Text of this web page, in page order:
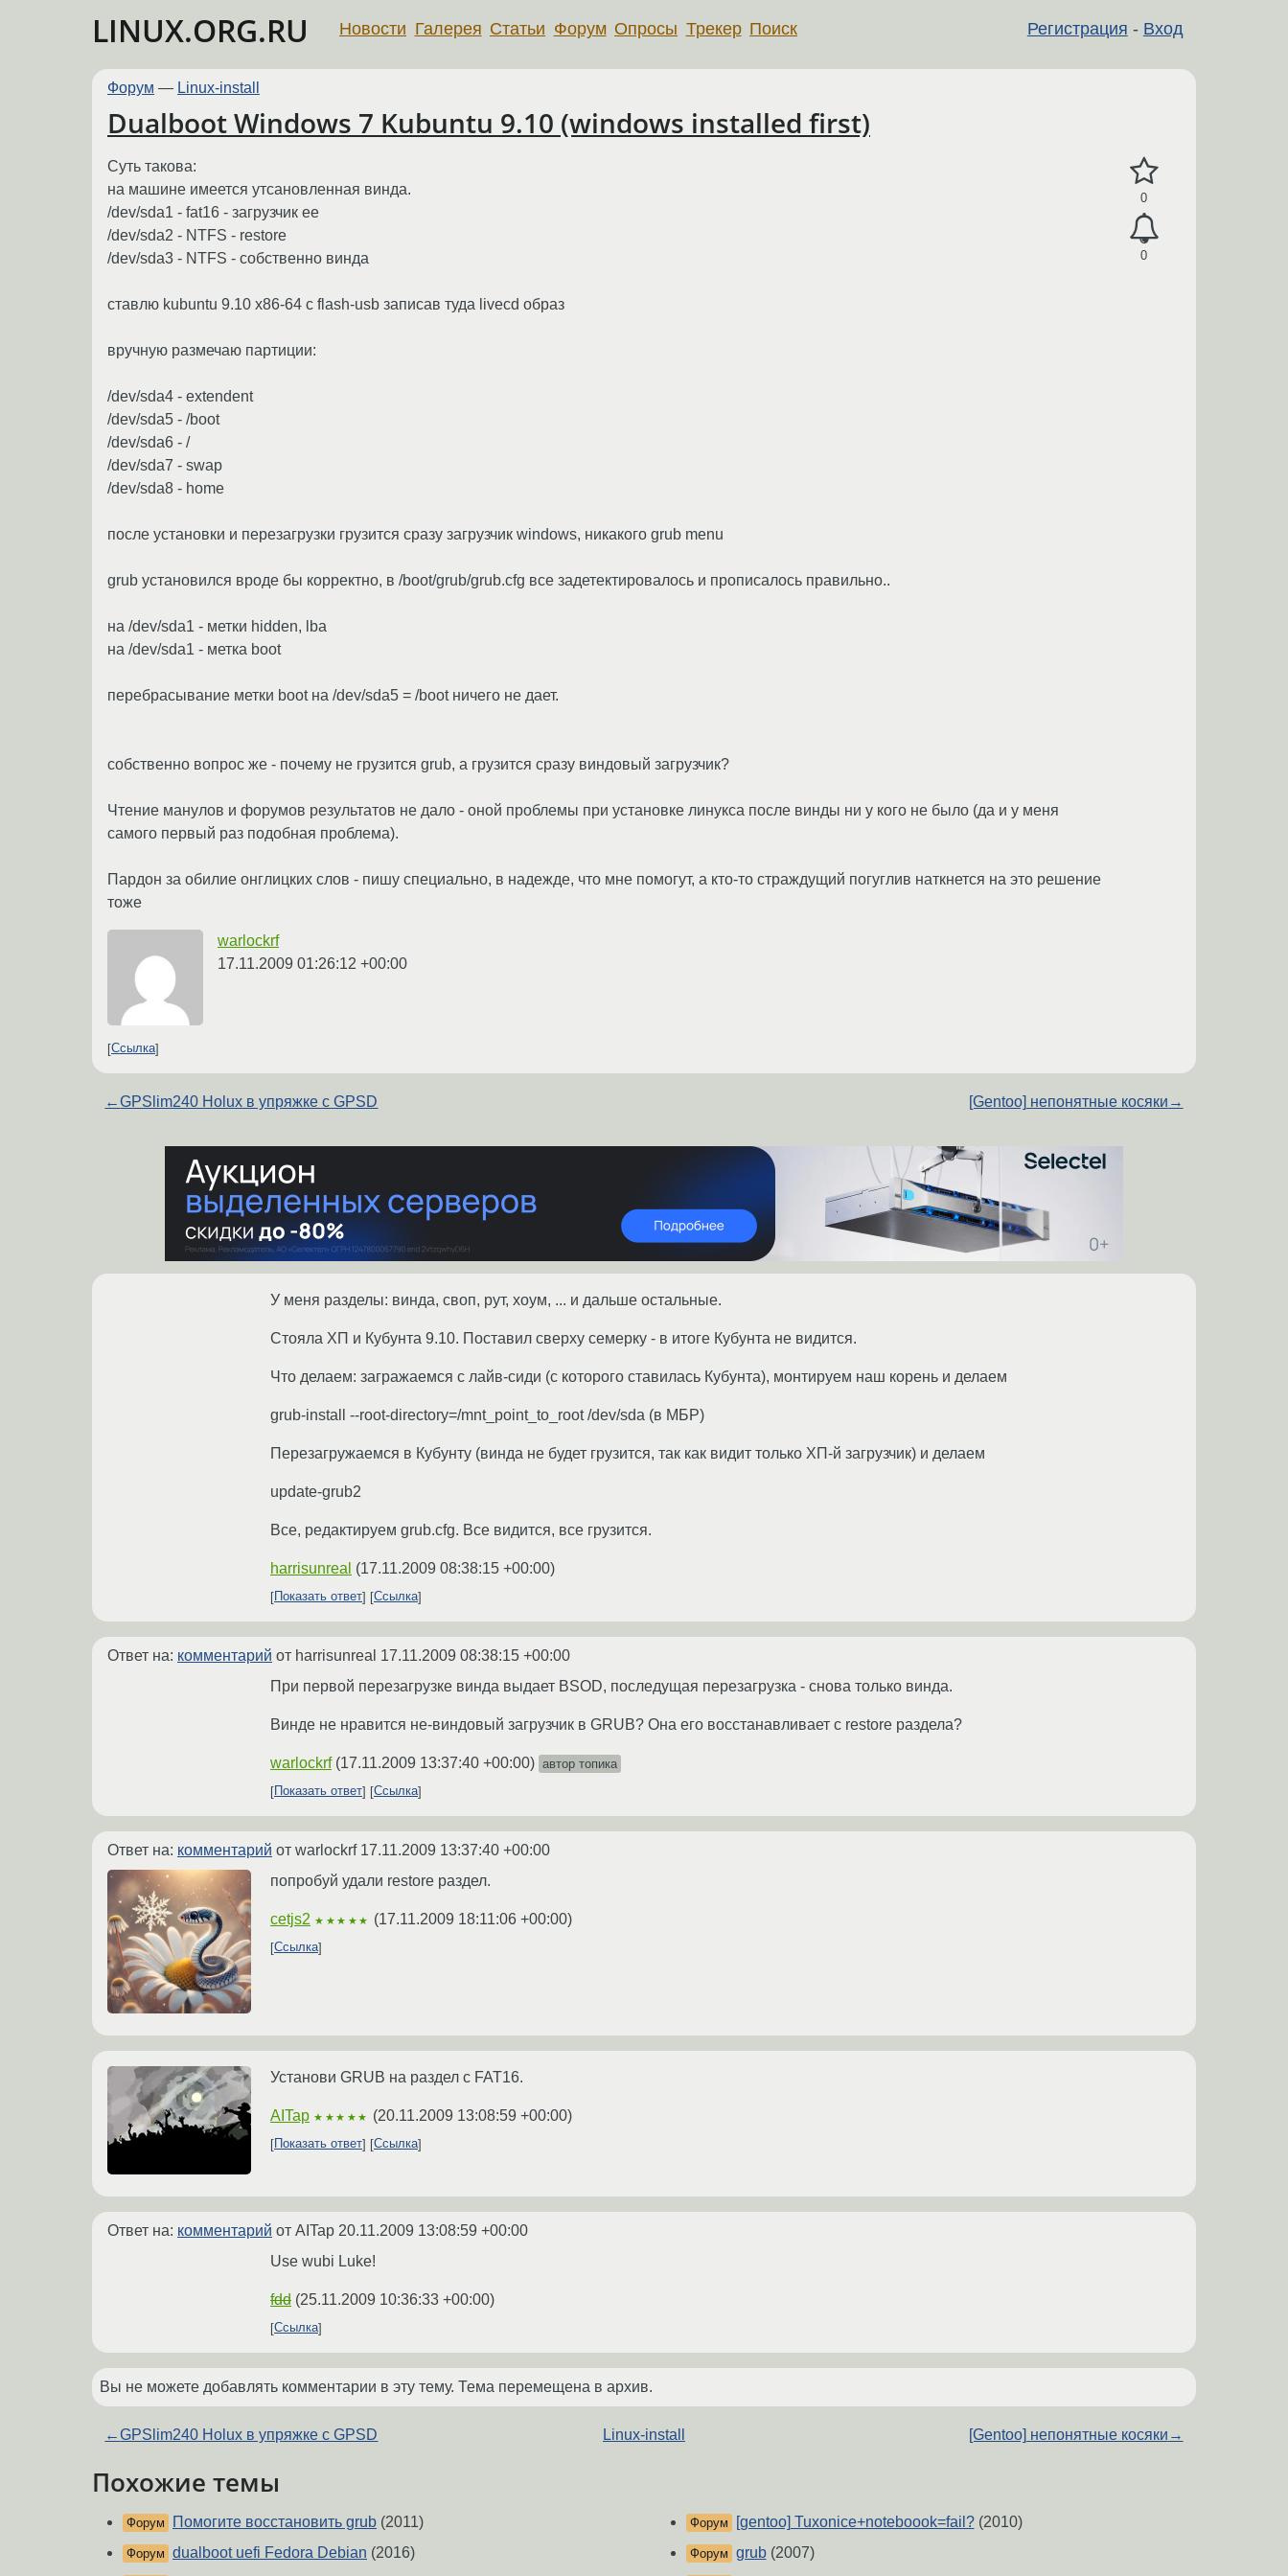
LINUX.ORG.RU Регистрация - Вход
Новости Галерея Статьи Форум Опросы Трекер Поиск
Форум — Linux-install
Dualboot Windows 7 Kubuntu 9.10 (windows installed first)
0
0
Суть такова:
на машине имеется утсановленная винда.
/dev/sda1 - fat16 - загрузчик ее
/dev/sda2 - NTFS - restore
/dev/sda3 - NTFS - собственно винда
ставлю kubuntu 9.10 x86-64 с flash-usb записав туда livecd образ
вручную размечаю партиции:
/dev/sda4 - extendent
/dev/sda5 - /boot
/dev/sda6 - /
/dev/sda7 - swap
/dev/sda8 - home
после установки и перезагрузки грузится сразу загрузчик windows, никакого grub menu
grub установился вроде бы корректно, в /boot/grub/grub.cfg все задетектировалось и прописалось правильно..
на /dev/sda1 - метки hidden, lba
на /dev/sda1 - метка boot
перебрасывание метки boot на /dev/sda5 = /boot ничего не дает.
собственно вопрос же - почему не грузится grub, а грузится сразу виндовый загрузчик?
Чтение манулов и форумов результатов не дало - оной проблемы при установке линукса после винды ни у кого не было (да и у меня
самого первый раз подобная проблема).
Пардон за обилие онглицких слов - пишу специально, в надежде, что мне помогут, а кто-то страждущий погуглив наткнется на это решение
тоже
warlockrf
17.11.2009 01:26:12 +00:00
Ссылка
←GPSlim240 Holux в упряжке с GPSD [Gentoo] непонятные косяки →
У меня разделы: винда, своп, рут, хоум, ... и дальше остальные.
Стояла ХП и Кубунта 9.10. Поставил сверху семерку - в итоге Кубунта не видится.
Что делаем: загражаемся с лайв-сиди (с которого ставилась Кубунта), монтируем наш корень и делаем
grub-install --root-directory=/mnt_point_to_root /dev/sda (в МБР)
Перезагружаемся в Кубунту (винда не будет грузится, так как видит только ХП-й загрузчик) и делаем
update-grub2
Все, редактируем grub.cfg. Все видится, все грузится.
harrisunreal (17.11.2009 08:38:15 +00:00)
Показать ответ Ссылка
Ответ на: комментарий от harrisunreal 17.11.2009 08:38:15 +00:00
При первой перезагрузке винда выдает BSOD, последущая перезагрузка - снова только винда.
Винде не нравится не-виндовый загрузчик в GRUB? Она его восстанавливает с restore раздела?
warlockrf (17.11.2009 13:37:40 +00:00) автор топика
Показать ответ
Ссылка
Ответ на: комментарий от warlockrf 17.11.2009 13:37:40 +00:00
попробуй удали restore раздел.
cetjs2 ★★★★★ (17.11.2009 18:11:06 +00:00)
Ссылка
Установи GRUB на раздел с FAT16.
AITap ★★★★★ (20.11.2009 13:08:59 +00:00)
Показать ответ Ссылка
Ответ на: комментарий от AITap 20.11.2009 13:08:59 +00:00
Use wubi Luke!
fdd (25.11.2009 10:36:33 +00:00)
Ссылка
Вы не можете добавлять комментарии в эту тему. Тема перемещена в архив.
←GPSlim240 Holux в упряжке с GPSD Linux-install [Gentoo] непонятные косяки →
Похожие темы
Форум Помогите восстановить grub (2011)
Форум dualboot uefi Fedora Debian (2016)
Форум [gentoo] Tuxonice+noteboook=fail?(2010)
Форум grub(2007)